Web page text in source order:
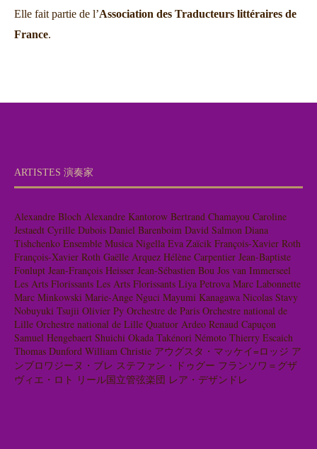
Elle fait partie de l’Association des Traducteurs littéraires de
France.
ARTISTES 演奏家
Alexandre Bloch Alexandre Kantorow Bertrand Chamayou Caroline
Jestaedt Cyrille Dubois Daniel Barenboim David Salmon Diana
Tishchenko Ensemble Musica Nigella Eva Zaïcik François-Xavier Roth
François-Xavier Roth Gaëlle Arquez Hélène Carpentier Jean-Baptiste
Fonlupt Jean-François Heisser Jean-Sébastien Bou Jos van Immerseel
Les Arts Florissants Les Arts Florissants Liya Petrova Marc Labonnette
Marc Minkowski Marie-Ange Nguci Mayumi Kanagawa Nicolas Stavy
Nobuyuki Tsujii Olivier Py Orchestre de Paris Orchestre national de
Lille Orchestre national de Lille Quatuor Ardeo Renaud Capuçon
Samuel Hengebaert Shuichi Okada Takénori Némoto Thierry Escaich
Thomas Dunford William Christie アウグスタ・マッケイ=ロッジ ア
ンブロワジーヌ・ブレ ステファン・ドゥグー フランソワ＝グザ
ヴィエ・ロト リール国立管弦楽団 レア・デザンドレ